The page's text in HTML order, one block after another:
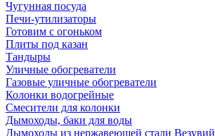
Чугунная посуда
Печи-утилизаторы
Готовим с огоньком
Плиты под казан
Тандыры
Уличные обогреватели
Газовые уличные обогреватели
Колонки водогрейные
Смесители для колонки
Дымоходы, баки для воды
Дымоходы из нержавеющей стали Везувий